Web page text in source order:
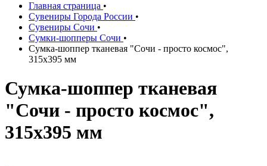
Главная страница •
Сувениры Города России •
Сувениры Сочи •
Сумки-шопперы Сочи •
Сумка-шоппер тканевая "Сочи - просто космос",
315х395 мм
Сумка-шоппер тканевая
"Сочи - просто космос",
315х395 мм